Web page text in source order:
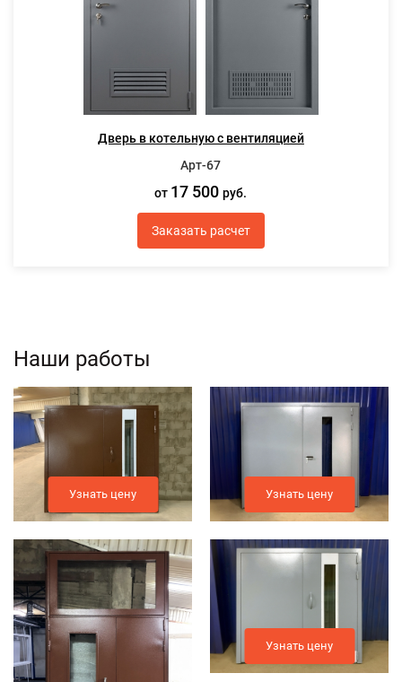
Дверь в котельную с вентиляцией
Арт-67
от 17 500руб.
Заказать расчет
Наши работы
Узнать цену Узнать цену
Узнать цену